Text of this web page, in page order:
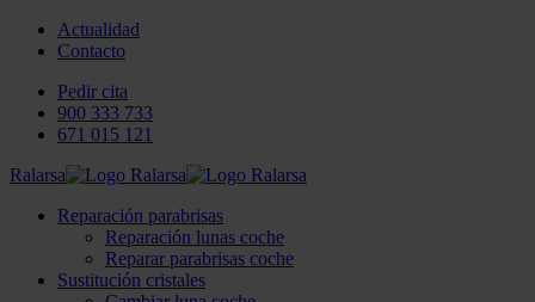
Actualidad
Contacto
Pedir cita
900 333 733
671 015 121
Ralarsa
Reparación parabrisas
Reparación lunas coche
Reparar parabrisas coche
Sustitución cristales